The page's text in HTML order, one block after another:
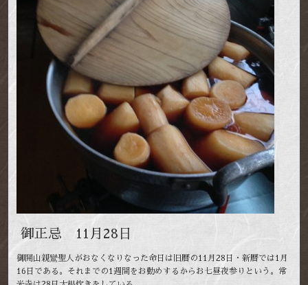
御正忌 11月28日
御開山親鸞聖人がおなくなりなった命日は旧暦の11月28日・新暦では1月
16日である。それまでの1週間をお勤めするからお七昼夜参りという。常